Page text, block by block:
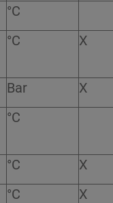
°C
°C X
Bar
X
°C
°C
X
°C X